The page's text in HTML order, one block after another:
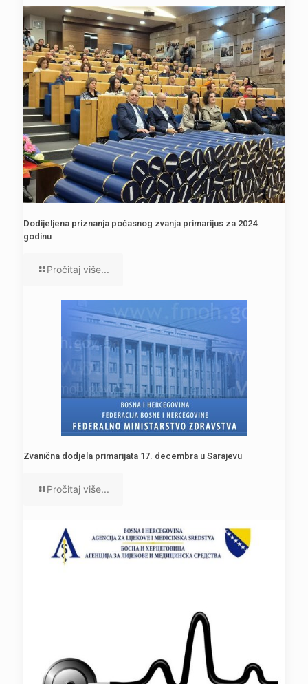
Dodijeljena priznanja počasnog zvanja primarijus za 2024.
godinu
Pročitaj više...
Zvanična dodjela primarijata 17. decembra u Sarajevu
Pročitaj više...